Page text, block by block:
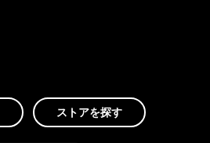
ストアを探す